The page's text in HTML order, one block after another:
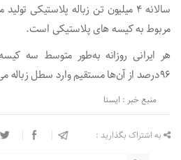
سالانه ۴ میلیون تن زباله پلاستیکی
مربوط به کیسه های پلاستیکی است.
هر ایرانی روزانه به‌طور متوسط سه
۹۶درصد از آن‌ها مستقیم وارد سطل زباله می‌شود.
منبع خبر : ایسنا
به اشتراک بگذارید :